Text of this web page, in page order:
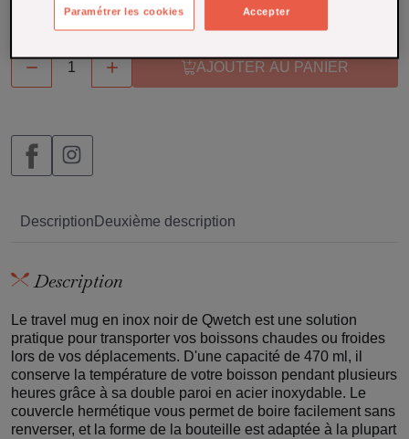
25,00 €
  AJOUTER AU PANIER
Description Deuxième description
Description
Le travel mug en inox noir de Qwetch est une solution
pratique pour transporter vos boissons chaudes ou froides
lors de vos déplacements. D'une capacité de 470 ml, il
conserve la température de votre boisson pendant plusieurs
heures grâce à sa double paroi en acier inoxydable. Le
couvercle hermétique vous permet de boire facilement sans
renverser, et la forme de la bouteille est adaptée à la plupart
Accepter
Paramétrer les cookies